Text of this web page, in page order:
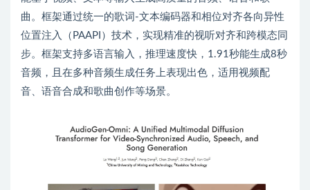
曲。框架通过统一的歌词-文本编码器和相位对齐各向异性
位置注入（PAAPI）技术，实现精准的视听对齐和跨模态同
步。框架支持多语言输入，推理速度快，1.91秒能生成8秒
音频，且在多种音频生成任务上表现出色，适用视频配
音、语音合成和歌曲创作等场景。